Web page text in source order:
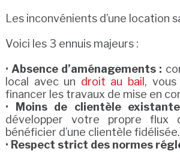
Les inconvénients d’une location
Voici les 3 ennuis majeurs :
• Absence d’aménagements :
local avec un droit au bail ,
financer les travaux de mise en
•
Moins de clientèle
développer votre propre flux
bénéficier d’une clientèle fidélisée.
• Respect strict des normes